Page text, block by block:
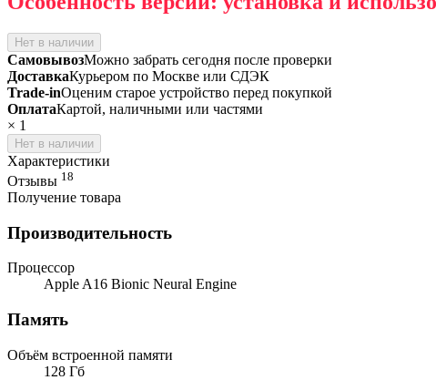
Нет в наличии
СамовывозМожно забрать сегодня после проверки
ДоставкаКурьером по Москве или СДЭК
Trade-inОценим старое устройство перед покупкой
ОплатаКартой, наличными или частями
× 1
Нет в наличии
Характеристики
Отзывы 18
Получение товара
Производительность
Процессор
Apple A16 Bionic Neural Engine
Память
Объём встроенной памяти
128 Гб